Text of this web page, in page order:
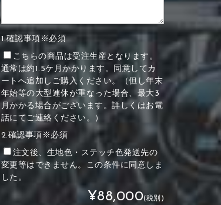
1.確認事項※必須
こちらの商品は受注生産となります。
通常は約1.5ケ月かかります。同意してカ
ートへ追加しご購入ください。（但し年末
年始等の大型連休が重なった場合、最大3
月かかる場合がございます。詳しくはお電
話にてご連絡ください。）
2.確認事項※必須
注文後、生地色・ステッチ色発送先の
変更等はできません。この条件に同意しま
した。
¥88,000(税別)